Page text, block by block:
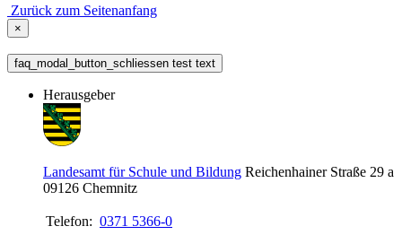
Zurück zum Seitenanfang
×
faq_modal_button_schliessen test text
Herausgeber
Landesamt für Schule und Bildung Reichenhainer Straße 29 a
09126 Chemnitz
Telefon: 0371 5366-0